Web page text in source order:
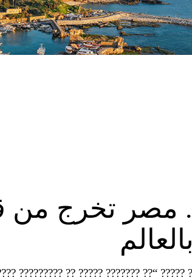
Power” ????? ????? ????????? ?? ????? ??????? ??